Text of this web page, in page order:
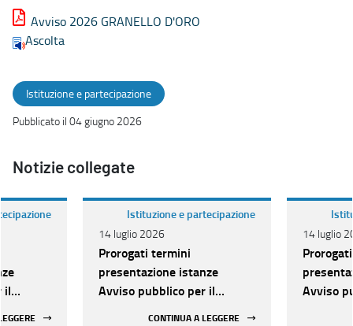
Avviso 2026 GRANELLO D'ORO
Ascolta
Istituzione e partecipazione
Pubblicato il 04 giugno 2026
Notizie collegate
il
Istituzione e partecipazione
14 luglio 2026
Prorogati termini
presentazione istanze
Avviso pubblico per il
CONTINUA A LEGGERE
14 luglio
Avviso